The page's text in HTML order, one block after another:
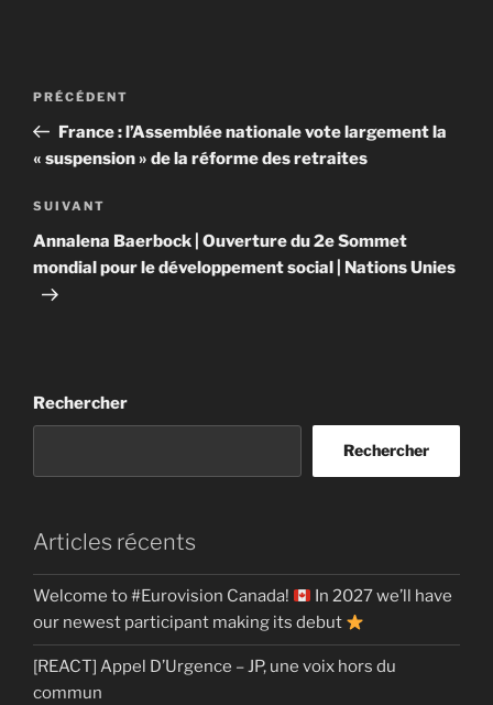
Navigation
l’article
Article
précédent
PRÉCÉDENT
France : l’Assemblée nationale vote largement la
« suspension » de la réforme des retraites
Article
suivant
SUIVANT
Annalena Baerbock | Ouverture du 2e Sommet
mondial pour le développement social | Nations Unies
Rechercher
Rechercher
Articles récents
Welcome to #Eurovision Canada!
In 2027 we’ll have
our newest participant making its debut
[REACT] Appel D’Urgence – JP, une voix hors du
commun